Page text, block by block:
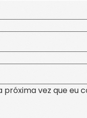
vez que eu